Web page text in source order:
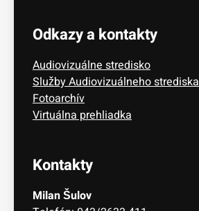
Odkazy a kontakty
Audiovizuálne stredisko
Služby Audiovizuálneho strediska
Fotoarchív
Virtuálna prehliadka
Kontakty
Milan Šulov